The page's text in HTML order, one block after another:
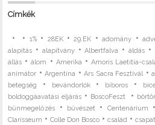
Címkék
• • 1%• 28EK•29.EK •adomány •
alapítás • alapítvány•Albertfalva •áldás •
állás •álom • Amerika • Amoris Laetitia-
animátor •Argentína •Ars Sacra Fesztivál •
betegség • bevándorlók• bíboros •
boldoggáavatási eljárás • BoscoFeszt •
bűnmegelőzés • bűvészet • Centenárium
Clarisseum •Colle Don Bosco •család •